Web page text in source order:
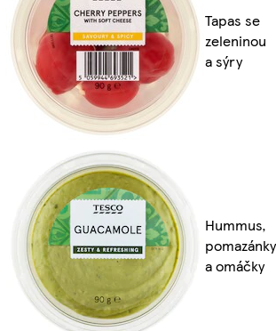
Tapas se
zeleninou
a sýry
Hummus,
pomazánky
a omáčky